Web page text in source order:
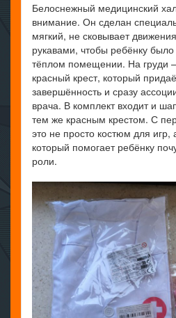
Белоснежный медицинский
внимание. Он сделан
мягкий, не сковывает
рукавами, чтобы ребёнку
тёплом помещении. На груди
красный крест, который
завершённость и сразу
врача. В комплект входит и
тем же красным крестом. С
это не просто костюм для игр,
который помогает ребёнку
роли.